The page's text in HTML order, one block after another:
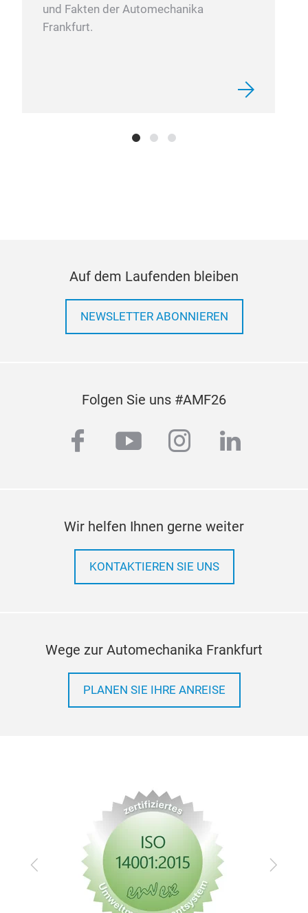
und Fakten der Automechanika
Frankfurt.
Auf dem Laufenden bleiben
NEWSLETTER ABONNIEREN
Folgen Sie uns #AMF26
facebook
youtubeinstagram
linkedin
Wir helfen Ihnen gerne weiter
KONTAKTIEREN SIE UNS
Wege zur Automechanika Frankfurt
PLANEN SIE IHRE ANREISE
Zurück Vor